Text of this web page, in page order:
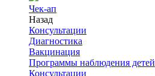
Чек-ап
Назад
Консультации
Диагностика
Вакцинация
Программы наблюдения детей
Консультации